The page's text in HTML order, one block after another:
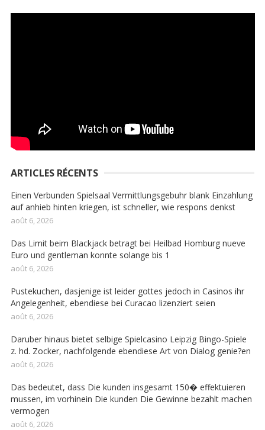
ARTICLES RÉCENTS
Einen Verbunden Spielsaal Vermittlungsgebuhr blank Einzahlung
auf anhieb hinten kriegen, ist schneller, wie respons denkst
août 6, 2026
Das Limit beim Blackjack betragt bei Heilbad Homburg nueve
Euro und gentleman konnte solange bis 1
août 6, 2026
Pustekuchen, dasjenige ist leider gottes jedoch in Casinos ihr
Angelegenheit, ebendiese bei Curacao lizenziert seien
août 6, 2026
Daruber hinaus bietet selbige Spielcasino Leipzig Bingo-Spiele
z. hd. Zocker, nachfolgende ebendiese Art von Dialog genie?en
août 6, 2026
Das bedeutet, dass Die kunden insgesamt 150� effektuieren
mussen, im vorhinein Die kunden Die Gewinne bezahlt machen
vermogen
août 6, 2026